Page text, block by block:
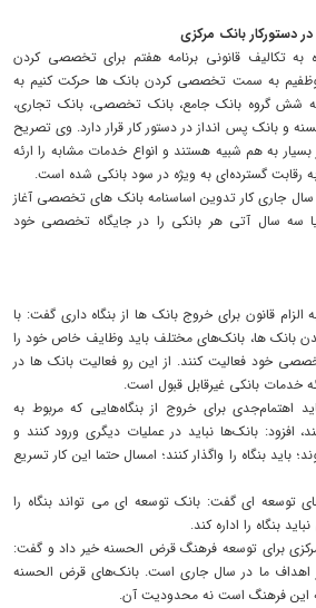
دستورکار بانک مرکزی
به تکالیف قانونی برنامه هفتم برای تخصصی کردن
به سمت تخصصی کردن بانک ها حرکت کنیم به
شش گروه بانک جامع، بانک تخصصی، بانک تجاری،
و بانک پس انداز در دستور کار قرار دارد. وی تصریح
به هم شبیه هستند و انواع خدمات مشابه را ارئه
گسترده‌ای به ویژه در سود بانکی شده است.
جاری کار تدوین اساسنامه‌ بانک های تخصصی آغاز
سه سال آتی هر بانکی‌ را در جایگاه تخصصی خود
قانون برای خروج بانک ها از بنگاه داری گفت: با
ها، بانک‌های مختلف باید وظایف خاص خود را
خود فعالیت کنند. از این رو فعالیت بانک ها در
خدمات بانکی غیرقابل قبول است.
اهتمام‌جدی برای خروج از بنگاه‌هایی که مربوط به
افزود: بانک‌ها نباید در عملیات دیگری ورود کنند و
باید بنگاه را واگذار کنند؛ امسال حتما این کار تسریع
توسعه ای گفت: بانک توسعه ای می تواند بنگاه را
بنگاه را اداره کند.
برای توسعه فرهنگ قرض الحسنه خیر داد و گفت:
اهداف ما در سال جاری است. بانک‌های قرض الحسنه
این فرهنگ است نه محدودیت آن.